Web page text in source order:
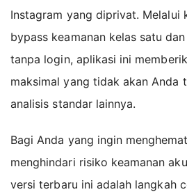
Instagram yang diprivat. Melalui
bypass keamanan kelas satu
tanpa login, aplikasi ini
maksimal yang tidak akan Anda
analisis standar lainnya.
Bagi Anda yang ingin
menghindari risiko keamanan
versi terbaru ini adalah langkah